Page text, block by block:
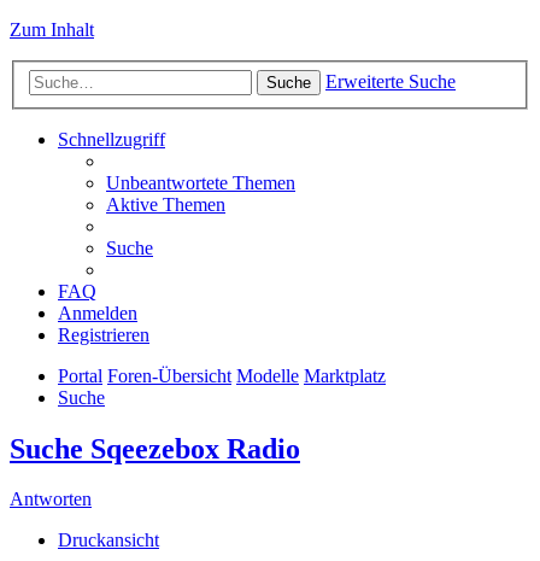
Zum Inhalt
Suche Erweiterte Suche
Schnellzugriff
Unbeantwortete Themen
Aktive Themen
Suche
FAQ
Anmelden
Registrieren
Portal Foren-Übersicht Modelle Marktplatz
Suche
Suche Sqeezebox Radio
Antworten
Druckansicht